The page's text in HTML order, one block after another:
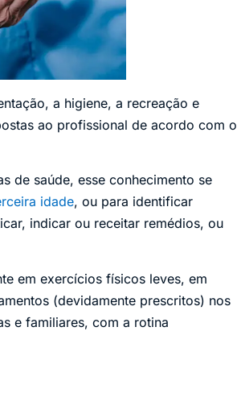
a higiene, a recreação e
ao profissional de acordo com o
de saúde, esse conhecimento se
idade, ou para identificar
indicar ou receitar remédios, ou
em exercícios físicos leves, em
(devidamente prescritos) nos
e familiares, com a rotina